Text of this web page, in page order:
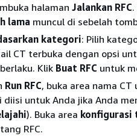
halaman Jalankan RFC
lama muncul di sebelah
kategori: Pilih
CT terbuka dengan opsi
Klik Buat RFC untuk
Run RFC, buka area nama
diisi untuk Anda jika Anda
). Buka area konfigurasi
RFC.